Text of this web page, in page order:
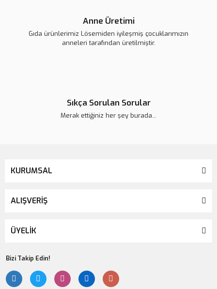
Anne Üretimi
Gıda ürünlerimiz Lösemiden iyileşmiş çocuklarımızın
anneleri tarafından üretilmiştir.
Sıkça Sorulan Sorular
Merak ettiğiniz her şey burada...
KURUMSAL
ALIŞVERİŞ
ÜYELİK
Bizi Takip Edin!